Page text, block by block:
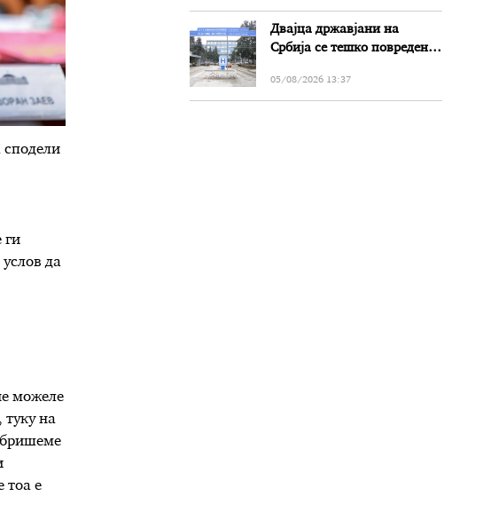
ги
да
можеле
туку на
тоа е
Двајца државјани на
Србија се тешко повредени
Прилеп-Битола
05/08/2026 13:37